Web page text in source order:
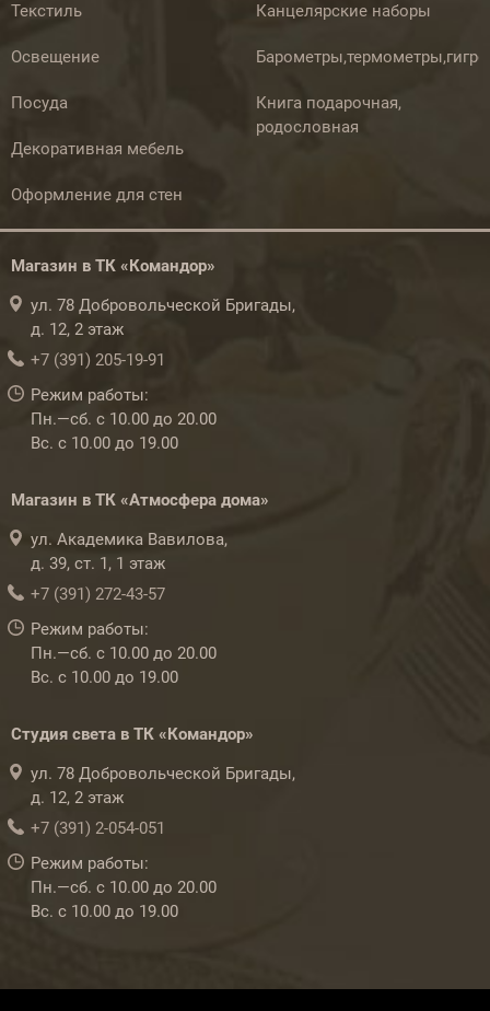
Текстиль
Освещение
Посуда
Декоративная мебель
Оформление для стен
Канцелярские наборы
Книга подарочная,
родословная
Магазин в ТК «Командор»
ул. 78 Добровольческой Бригады,
д. 12, 2 этаж
+7 (391) 205-19-91
Режим работы:
Пн.—сб. с 10.00 до 20.00
Вс. с 10.00 до 19.00
Магазин в ТК «Атмосфера дома»
ул. Академика Вавилова,
д. 39, ст. 1, 1 этаж
+7 (391) 272-43-57
Режим работы:
Пн.—сб. с 10.00 до 20.00
Вс. с 10.00 до 19.00
Студия света в ТК «Командор»
ул. 78 Добровольческой Бригады,
д. 12, 2 этаж
+7 (391) 2-054-051
Режим работы:
Пн.—сб. с 10.00 до 20.00
Вс. с 10.00 до 19.00